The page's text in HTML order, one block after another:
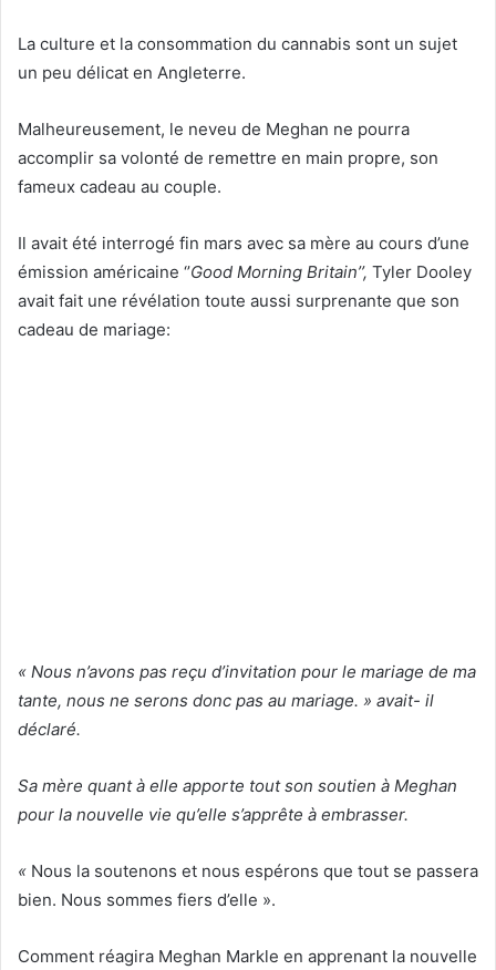
La culture et la consommation du cannabis sont un sujet
un peu délicat en Angleterre.
Malheureusement, le neveu de Meghan ne pourra
accomplir sa volonté de remettre en main propre, son
fameux cadeau au couple.
Il avait été interrogé fin mars avec sa mère au cours d’une
émission américaine ‘’Good Morning Britain’’, Tyler Dooley
avait fait une révélation toute aussi surprenante que son
cadeau de mariage:
« Nous n’avons pas reçu d’invitation pour le mariage de ma
tante, nous ne serons donc pas au mariage. » avait- il
déclaré.
Sa mère quant à elle apporte tout son soutien à Meghan
pour la nouvelle vie qu’elle s’apprête à embrasser.
« Nous la soutenons et nous espérons que tout se passera
bien. Nous sommes fiers d’elle ».
Comment réagira Meghan Markle en apprenant la nouvelle